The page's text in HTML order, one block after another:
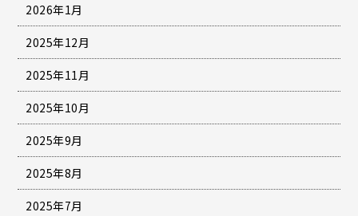
2026年1月
2025年12月
2025年11月
2025年10月
2025年9月
2025年8月
2025年7月